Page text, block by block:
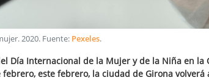
.2020. Fuente: Pexeles.
Día Internacional de la Mujer y de la Niña en la
febrero, este febrero, la ciudad de Girona volverá